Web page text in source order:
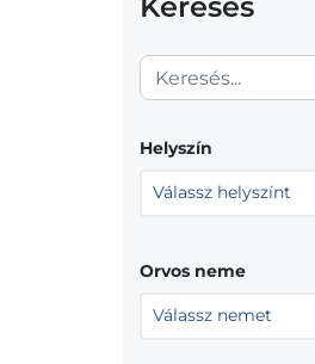
Helyszín
Válassz helyszínt
Orvos neme
Válassz nemet